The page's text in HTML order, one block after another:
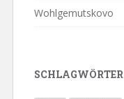
Wohlgemutskovo
SCHLAGWÖRTER